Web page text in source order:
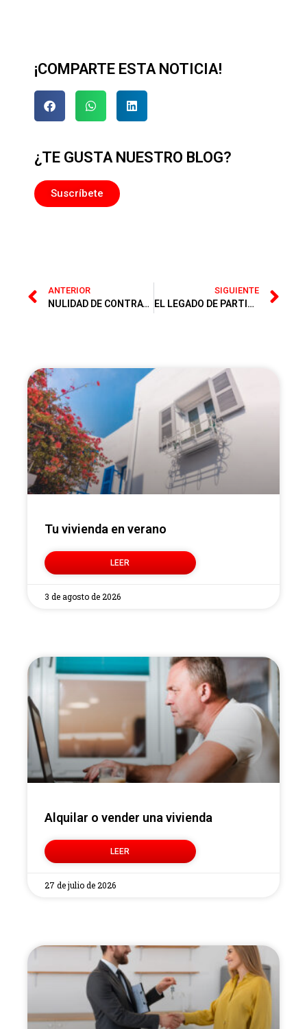
¡COMPARTE ESTA NOTICIA!
¿TE GUSTA NUESTRO BLOG?
Suscríbete
ANTERIOR
NULIDAD DE CONTRATOS
SIGUIENTE
EL LEGADO DE PARTICIPACIONES
Tu vivienda en verano
LEER
3 de agosto de 2026
Alquilar o vender una vivienda
LEER
27 de julio de 2026